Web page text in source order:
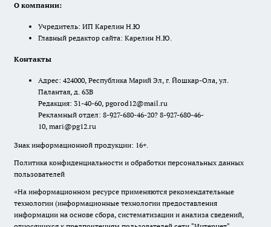
О компании:
Учредитель: ИП Карелин Н.Ю
Главный редактор сайта: Карелин Н.Ю.
Контакты
Адрес: 424000, Республика Марий Эл, г. Йошкар-Ола, ул.
Палантая, д. 63В
Редакция: 31-40-60, pgorod12@mail.ru
Рекламный отдел: 8-927-680-46-20? 8-927-680-46-
10, mari@pg12.ru
Знак информационной продукции: 16+.
Политика конфиденциальности и обработки персональных данных
пользователей
«На информационном ресурсе применяются рекомендательные
технологии (информационные технологии предоставления
информации на основе сбора, систематизации и анализа сведений,